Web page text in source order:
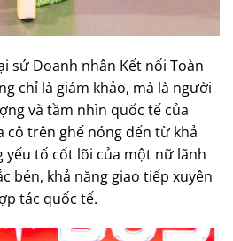
sứ Doanh nhân Kết nối Toàn
chỉ là giám khảo, mà là người
và tầm nhìn quốc tế của
cô trên ghế nóng đến từ khả
tố cốt lõi của một nữ lãnh
bén, khả năng giao tiếp xuyên
tác quốc tế.